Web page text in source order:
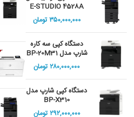
E-STUDIO 4528A
۳۵۰,۰۰۰,۰۰۰تومان
دستگاه کپی سه کاره
شارپ مدل BP-20M31
۲۸۰,۰۰۰,۰۰۰تومان
دستگاه کپی شارپ مدل
BP-X310
۲۹۲,۰۰۰,۰۰۰تومان